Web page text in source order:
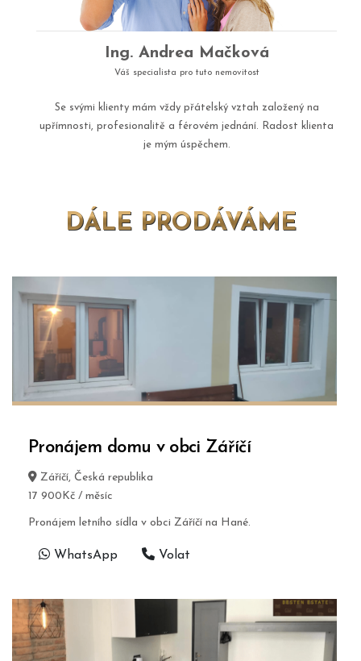
Ing. Andrea Mačková
Váš specialista pro tuto nemovitost
Se svými klienty mám vždy přátelský vztah založený na
upřímnosti, profesionalitě a férovém jednání. Radost klienta
je mým úspěchem.
DÁLE PRODÁVÁME
Pronájem domu v obci Záříčí
Záříčí, Česká republika
17 900Kč / měsíc
Pronájem letního sídla v obci Záříčí na Hané.
WhatsApp Volat